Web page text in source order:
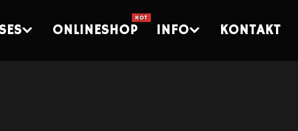
ONLINESHOP INFO KONTAKT